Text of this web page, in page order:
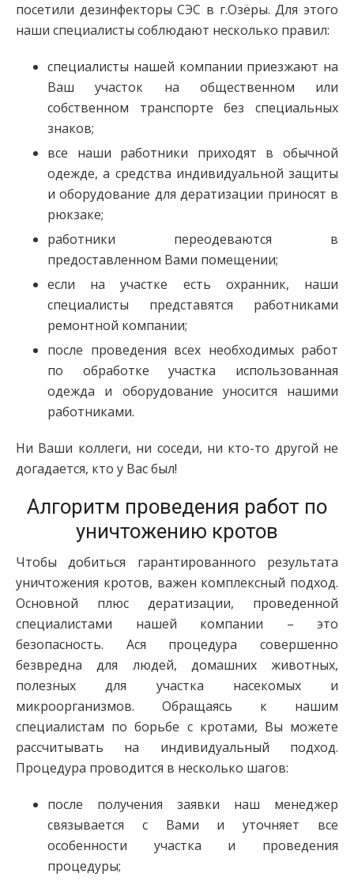
посетили дезинфекторы СЭС в г.Озёры. Для этого
наши специалисты соблюдают несколько правил:
специалисты нашей компании приезжают на
Ваш участок на общественном или
собственном транспорте без специальных
знаков;
все наши работники приходят в обычной
одежде, а средства индивидуальной защиты
и оборудование для дератизации приносят в
рюкзаке;
работники переодеваются в
предоставленном Вами помещении;
если на участке есть охранник, наши
специалисты представятся работниками
ремонтной компании;
после проведения всех необходимых работ
по обработке участка использованная
одежда и оборудование уносится нашими
работниками.
Ни Ваши коллеги, ни соседи, ни кто-то другой не
догадается, кто у Вас был!
Алгоритм проведения работ по
уничтожению кротов
Чтобы добиться гарантированного результата
уничтожения кротов, важен комплексный подход.
Основной плюс дератизации, проведенной
специалистами нашей компании – это
безопасность. Ася процедура совершенно
безвредна для людей, домашних животных,
полезных для участка насекомых и
микроорганизмов. Обращаясь к нашим
специалистам по борьбе с кротами, Вы можете
рассчитывать на индивидуальный подход.
Процедура проводится в несколько шагов:
после получения заявки наш менеджер
связывается с Вами и уточняет все
особенности участка и проведения
процедуры;